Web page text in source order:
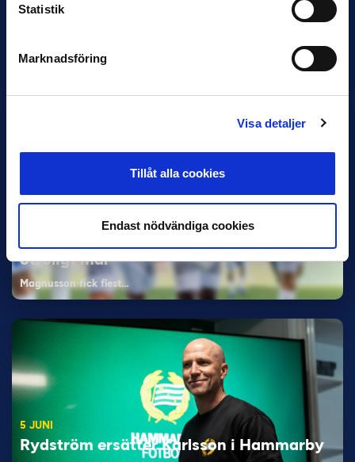
Statistik
Marknadsföring
Visa detaljer
Tillåt alla cookies
Endast nödvändiga cookies
och Superettan
Elfenbenskusten…
Han nätade snyggast i maj: “Ett alldeles
otroligt mål”
Magnusson fick flest…
5 JUNI
Rydström ersätter Karlsson i Hammarby